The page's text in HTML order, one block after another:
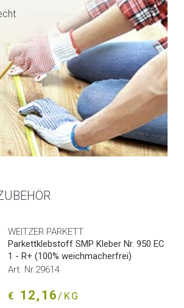
WEITZER PARKETT
Parkettklebstoff SMP Kleber Nr. 950 EC
1 - R+ (100% weichmacherfrei)
Art. Nr.29614
€ 12,16/KG